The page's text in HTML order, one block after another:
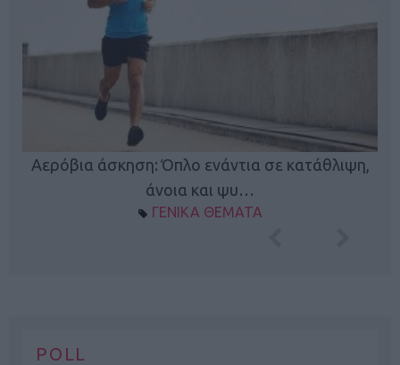
Αερόβια άσκηση: Όπλο ενάντια σε κατάθλιψη,
άνοια και ψυ…
ΓΕΝΙΚΑ ΘΕΜΑΤΑ
POLL